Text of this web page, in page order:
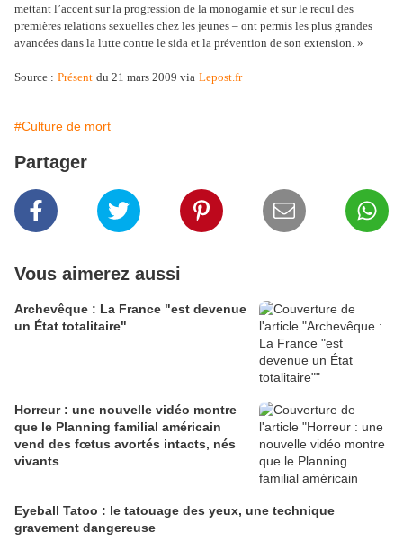
mettant l’accent sur la progression de la monogamie et sur le recul des
premières relations sexuelles chez les jeunes – ont permis les plus grandes
avancées dans la lutte contre le sida et la prévention de son extension. »
Source : Présent du 21 mars 2009 via Lepost.fr
#Culture de mort
Partager
Vous aimerez aussi
Archevêque : La France "est devenue
un État totalitaire"
Horreur : une nouvelle vidéo montre
que le Planning familial américain
vend des fœtus avortés intacts, nés
vivants
Eyeball Tatoo : le tatouage des yeux, une technique
gravement dangereuse